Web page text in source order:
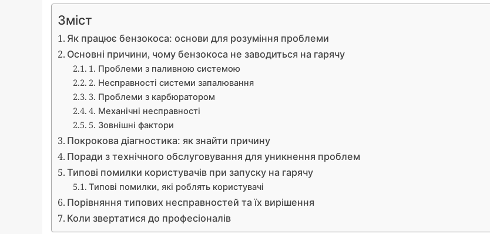
Зміст
Як працює бензокоса: основи для розуміння проблеми
Основні причини, чому бензокоса не заводиться на гарячу
1. Проблеми з паливною системою
2. Несправності системи запалювання
3. Проблеми з карбюратором
4. Механічні несправності
5. Зовнішні фактори
Покрокова діагностика: як знайти причину
Поради з технічного обслуговування для уникнення проблем
Типові помилки користувачів при запуску на гарячу
Типові помилки, які роблять користувачі
Порівняння типових несправностей та їх вирішення
Коли звертатися до професіоналів